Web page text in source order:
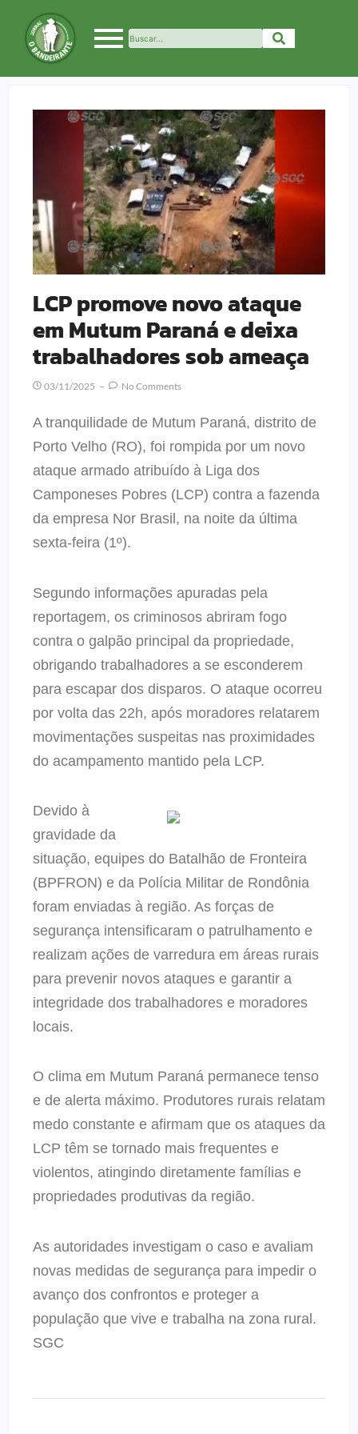
LCP promove novo ataque
em Mutum Paraná e deixa
trabalhadores sob ameaça
03/11/2025 No Comments
A tranquilidade de Mutum Paraná, distrito de
Porto Velho (RO), foi rompida por um novo
ataque armado atribuído à Liga dos
Camponeses Pobres (LCP) contra a fazenda
da empresa Nor Brasil, na noite da última
sexta-feira (1º).
Segundo informações apuradas pela
reportagem, os criminosos abriram fogo
contra o galpão principal da propriedade,
obrigando trabalhadores a se esconderem
para escapar dos disparos. O ataque ocorreu
por volta das 22h, após moradores relatarem
movimentações suspeitas nas proximidades
do acampamento mantido pela LCP.
Devido à
gravidade da
situação, equipes do Batalhão de Fronteira
(BPFRON) e da Polícia Militar de Rondônia
foram enviadas à região. As forças de
segurança intensificaram o patrulhamento e
realizam ações de varredura em áreas rurais
para prevenir novos ataques e garantir a
integridade dos trabalhadores e moradores
locais.
O clima em Mutum Paraná permanece tenso
e de alerta máximo. Produtores rurais relatam
medo constante e afirmam que os ataques da
LCP têm se tornado mais frequentes e
violentos, atingindo diretamente famílias e
propriedades produtivas da região.
As autoridades investigam o caso e avaliam
novas medidas de segurança para impedir o
avanço dos confrontos e proteger a
população que vive e trabalha na zona rural.
SGC